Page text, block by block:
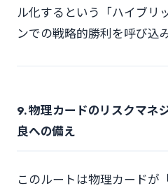
ル化するという「ハイブリ
ンでの戦略的勝利を呼び込み
9. 物理カードのリスクマネ
良への備え
このルートは物理カードが